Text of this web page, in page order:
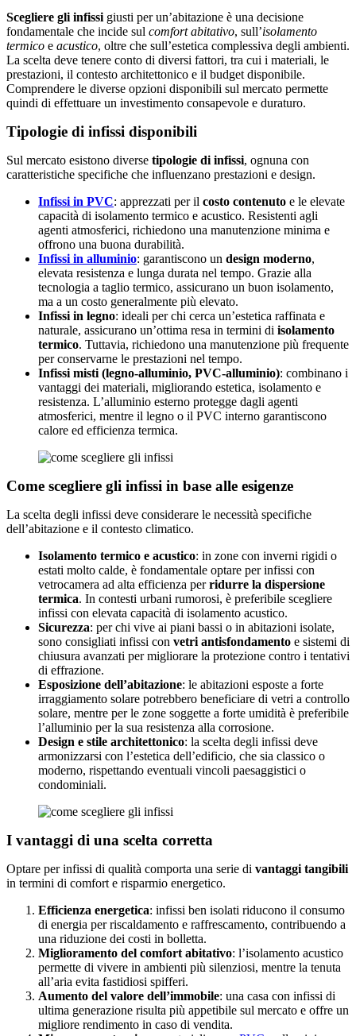
Scegliere gli infissi giusti per un’abitazione è una decisione
fondamentale che incide sul comfort abitativo, sull’isolamento
termico e acustico, oltre che sull’estetica complessiva degli ambienti.
La scelta deve tenere conto di diversi fattori, tra cui i materiali, le
prestazioni, il contesto architettonico e il budget disponibile.
Comprendere le diverse opzioni disponibili sul mercato permette
quindi di effettuare un investimento consapevole e duraturo.
Tipologie di infissi disponibili
Sul mercato esistono diverse tipologie di infissi, ognuna con
caratteristiche specifiche che influenzano prestazioni e design.
Infissi in PVC: apprezzati per il costo contenuto e le elevate
capacità di isolamento termico e acustico. Resistenti agli
agenti atmosferici, richiedono una manutenzione minima e
offrono una buona durabilità.
Infissi in alluminio: garantiscono un design moderno,
elevata resistenza e lunga durata nel tempo. Grazie alla
tecnologia a taglio termico, assicurano un buon isolamento,
ma a un costo generalmente più elevato.
Infissi in legno: ideali per chi cerca un’estetica raffinata e
naturale, assicurano un’ottima resa in termini di isolamento
termico. Tuttavia, richiedono una manutenzione più frequente
per conservarne le prestazioni nel tempo.
Infissi misti (legno-alluminio, PVC-alluminio): combinano i
vantaggi dei materiali, migliorando estetica, isolamento e
resistenza. L’alluminio esterno protegge dagli agenti
atmosferici, mentre il legno o il PVC interno garantiscono
calore ed efficienza termica.
Come scegliere gli infissi in base alle esigenze
La scelta degli infissi deve considerare le necessità specifiche
dell’abitazione e il contesto climatico.
Isolamento termico e acustico: in zone con inverni rigidi o
estati molto calde, è fondamentale optare per infissi con
vetrocamera ad alta efficienza perridurre la dispersione
termica. In contesti urbani rumorosi, è preferibile scegliere
infissi con elevata capacità di isolamento acustico.
Sicurezza: per chi vive ai piani bassi o in abitazioni isolate,
sono consigliati infissi con vetri antisfondamento e sistemi di
chiusura avanzati per migliorare la protezione contro i tentativi
di effrazione.
Esposizione dell’abitazione: le abitazioni esposte a forte
irraggiamento solare potrebbero beneficiare di vetri a controllo
solare, mentre per le zone soggette a forte umidità è preferibile
l’alluminio per la sua resistenza alla corrosione.
Design e stile architettonico: la scelta degli infissi deve
armonizzarsi con l’estetica dell’edificio, che sia classico o
moderno, rispettando eventuali vincoli paesaggistici o
condominiali.
I vantaggi di una scelta corretta
Optare per infissi di qualità comporta una serie di vantaggi tangibili
in termini di comfort e risparmio energetico.
Efficienza energetica: infissi ben isolati riducono il consumo
di energia per riscaldamento e raffrescamento, contribuendo a
una riduzione dei costi in bolletta.
Miglioramento del comfort abitativo: l’isolamento acustico
permette di vivere in ambienti più silenziosi, mentre la tenuta
all’aria evita fastidiosi spifferi.
Aumento del valore dell’immobile: una casa con infissi di
ultima generazione risulta più appetibile sul mercato e offre un
migliore rendimento in caso di vendita.